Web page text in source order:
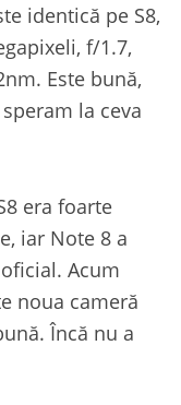
identică pe S8,
f/1.7,
Este bună,
la ceva
era foarte
iar Note 8 a
Acum
noua cameră
Încă nu a